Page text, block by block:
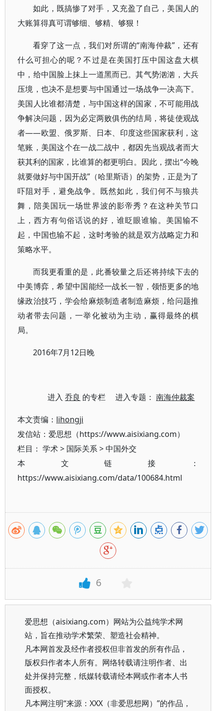
如此，既搞惨了对手，又充盈了自己，美国人的
大账算得真可谓够细、够精、够狠！
看穿了这一点，我们对所谓的“南海仲裁”，还有
什么可担心的呢？不过是在美国打压中国这盘大棋
中，给中国脸上抹上一道黑而已。其气势汹汹，大兵
压境，也决不是想要与中国通过一场战争一决高下。
美国人比谁都清楚，与中国这样的国家，不可能用战
争解决问题，因为必定两败俱伤的结局，将徒使观战
者——欧盟、俄罗斯、日本、印度这些国家获利，这
笔账，美国这个在一战二战中，都因先当观战者而大
获其利的国家，比谁算的都更明白。因此，摆出“今晚
就要做好与中国开战”（哈里斯语）的架势，正是为了
吓阻对手，避免战争。既然如此，我们何不与狼共
舞，陪美国玩一场世界波的影帝秀？在这种关节口
上，西方有句俗话说的好，谁眨眼谁输。美国输不
起，中国也输不起，这时考验的就是双方战略定力和
策略水平。
而我更看重的是，此番较量之后还将持续下去的
中美博弈，希望中国能经一战长一智，领悟更多的地
缘政治技巧，学会给麻烦制造者制造麻烦，给问题推
动者带去问题，一举化被动为主动，赢得最终的棋
局。
2016年7月12日晚
进入乔良 的专栏 进入专题：南海仲裁案
本文责编： lihongji
发信站：爱思想（https://www.aisixiang.com）
栏目： 学术> 国际关系>中国外交
本文链接：
https://www.aisixiang.com/data/100684.html
6
爱思想（aisixiang.com）网站为公益纯学术网
站，旨在推动学术繁荣、塑造社会精神。
凡本网首发及经作者授权但非首发的所有作品，
版权归作者本人所有。网络转载请注明作者、出
处并保持完整，纸媒转载请经本网或作者本人书
面授权。
凡本网注明“来源：XXX（非爱思想网）”的作品，